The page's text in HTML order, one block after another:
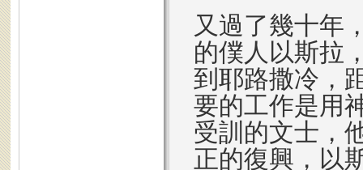
又過了幾十年
的僕人以斯拉
到耶路撒冷，
要的工作是用
受訓的文士，
正的復興，以